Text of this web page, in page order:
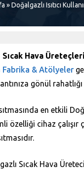
»Doğalgazlı Isıtıcı
Sıcak Hava Üreteçleri
Fabrika & Atölyeler
gönül
en etkili
özelliği cihaz çalışır
Sıcak Hava